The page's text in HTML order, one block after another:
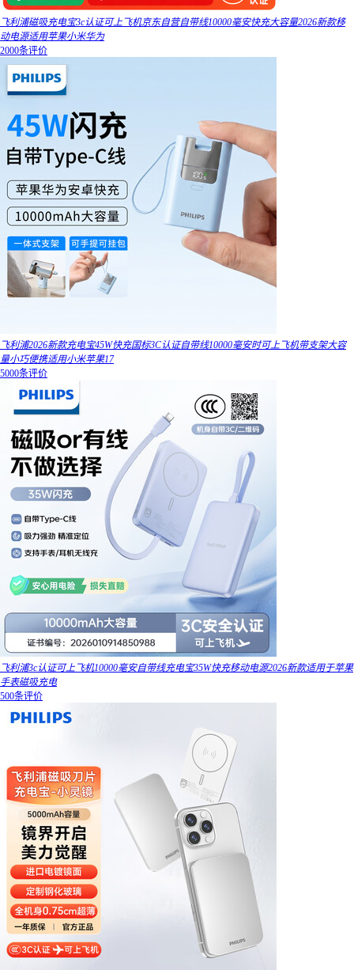
飞利浦磁吸充电宝3c认证可上飞机京东自营自带线10000毫安快充大容量2026新款移
动电源适用苹果小米华为
2000条评价
飞利浦2026新款充电宝45W快充国标3C认证自带线10000毫安时可上飞机带支架大容
量小巧便携适用小米苹果17
5000条评价
飞利浦3c认证可上飞机10000毫安自带线充电宝35W快充移动电源2026新款适用于苹果
手表磁吸充电
500条评价